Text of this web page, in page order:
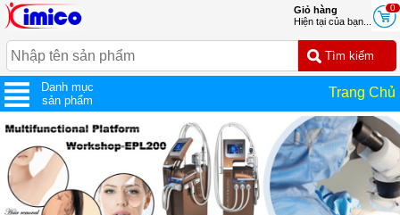
0
Giỏ hàng
Hiện tại của bạn...
Danh mục
sản phẩm
Trang Chủ